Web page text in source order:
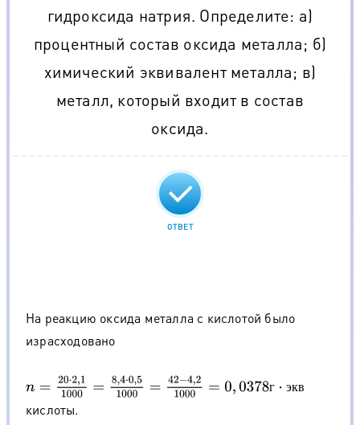
гидроксида натрия. Определите: а)
процентный состав оксида металла; б)
химический эквивалент металла; в)
металл, который входит в состав
оксида.
ОТВЕТ
На реакцию оксида металла с кислотой было
израсходовано
г экв
n= 20 2,11000= ,4⋅0,51000 =42−4,2 1000 0,0378г ⋅ экв
кислоты.